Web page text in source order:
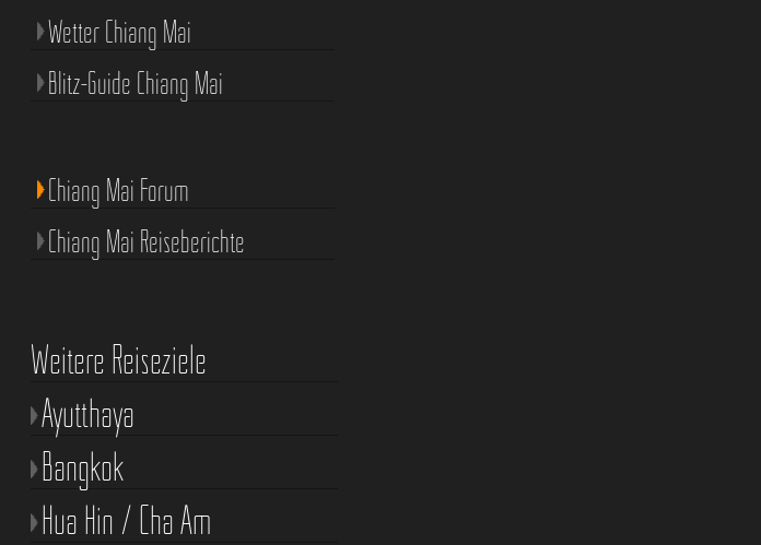
Wetter Chiang Mai
Blitz-Guide Chiang Mai
Chiang Mai Forum
Chiang Mai Reiseberichte
Weitere Reiseziele
Ayutthaya
Bangkok
Hua Hin / Cha Am